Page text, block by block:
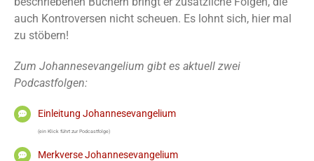
auch Kontroversen nicht scheuen. Es lohnt sich, hier mal
zu stöbern!
Zum Johannesevangelium gibt es aktuell zwei
Podcastfolgen:
Einleitung Johannesevangelium
(ein Klick führt zur Podcastfolge)
Merkverse Johannesevangelium